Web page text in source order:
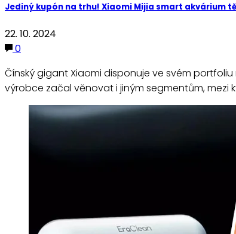
Jediný kupón na trhu! Xiaomi Mijia smart
22. 10. 2024
0
Čínský gigant Xiaomi disponuje ve svém
výrobce začal věnovat i jiným segmentům, mezi